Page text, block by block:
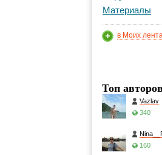
Материалы
в Моих
Топ
Vazlav
340
160